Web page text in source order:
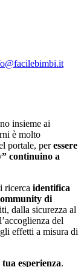
insieme ai
è molto
portale, peressere
continuino a
ricerca identifica
di
dalla sicurezza al
del
effetti a misura di
esperienza.